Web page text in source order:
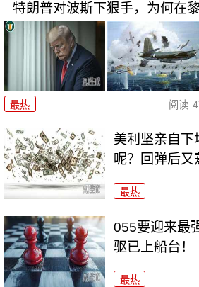
特朗普对波斯下狠手，为何在
最热 阅读
美利坚亲自下
呢？回弹后又
最热
055要迎来最
驱已上船台！
最热